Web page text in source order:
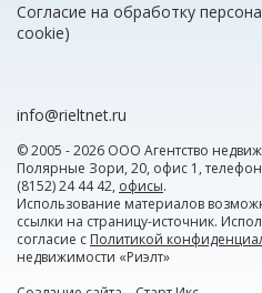
Согласие на обработку
cookie)
info@rieltnet.ru
© 2005 - 2026 ООО Агентство
Полярные Зори, 20, офис 1,
(8152) 24 44 42, офисы.
Использование материалов
ссылки на страницу-источник.
согласие с Политикой
недвижимости «Риэлт»